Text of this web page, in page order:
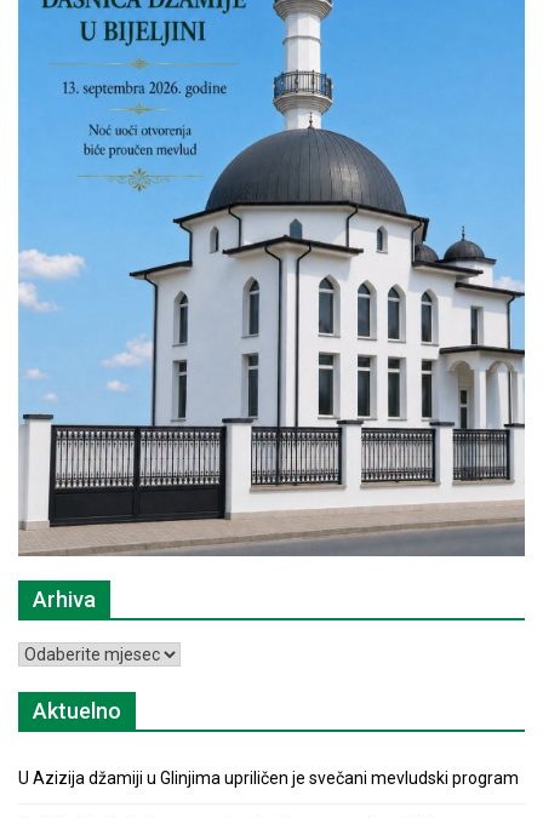
Arhiva
Arhiva
Aktuelno
U Azizija džamiji u Glinjima upriličen je svečani mevludski program